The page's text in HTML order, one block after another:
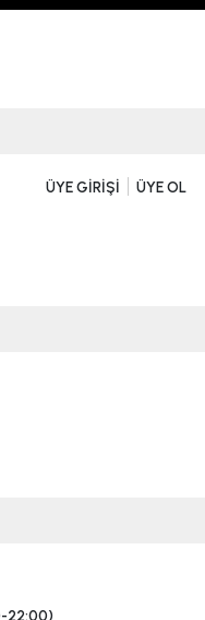
ÜYE GİRİŞİ ÜYE OL
22:00)